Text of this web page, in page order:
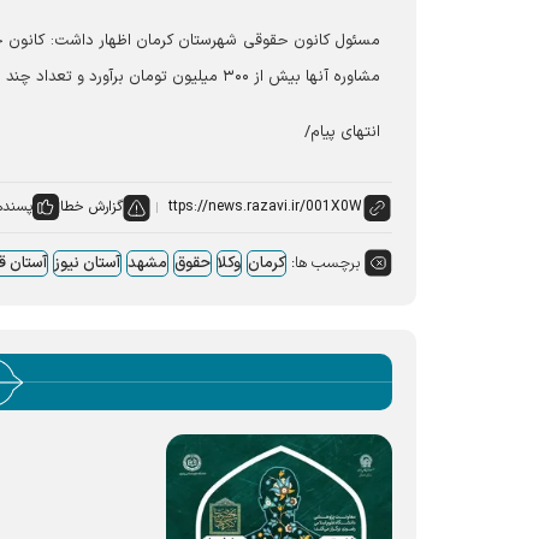
مشاوره آنها بیش از ۳۰۰ میلیون تومان برآورد و تعداد چند پرونده حقوقی به‌صورت معاضدت در اختیار وکلای دادگستری، قرار گرفته است.
انتهای پیام/
گزارش خطا
برچسب ها: کرمان وکلا حقوق مشهد آستان نیوز